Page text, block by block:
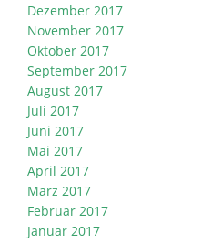
Dezember 2017
November 2017
Oktober 2017
September 2017
August 2017
Juli 2017
Juni 2017
Mai 2017
April 2017
März 2017
Februar 2017
Januar 2017